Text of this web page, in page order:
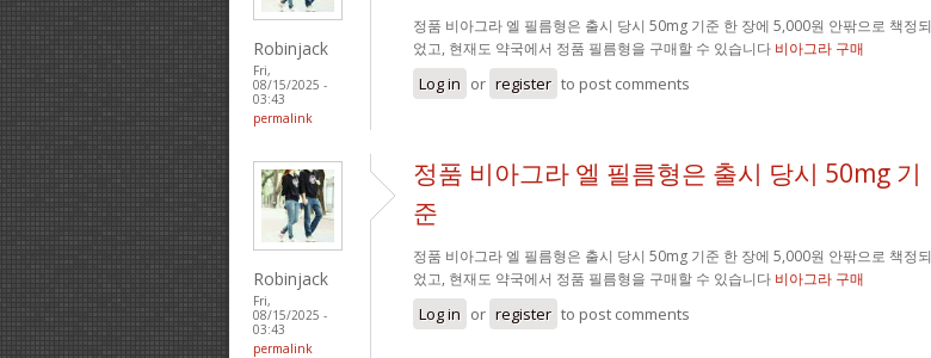
Robinjack
Fri,
08/15/2025 -
03:43
permalink
정품 비아그라 엘 필름형은 출시 당시 50mg 기준 한 장에 5,000원 안팎으로 책정되
었고, 현재도 약국에서 정품 필름형을 구매할 수 있습니다 비아그라 구매
Log in or register to post comments
Robinjack
Fri,
08/15/2025 -
03:43
permalink
정품 비아그라 엘 필름형은 출시 당시 50mg 기
준
정품 비아그라 엘 필름형은 출시 당시 50mg 기준 한 장에 5,000원 안팎으로 책정되
었고, 현재도 약국에서 정품 필름형을 구매할 수 있습니다 비아그라 구매
Log in or register to post comments